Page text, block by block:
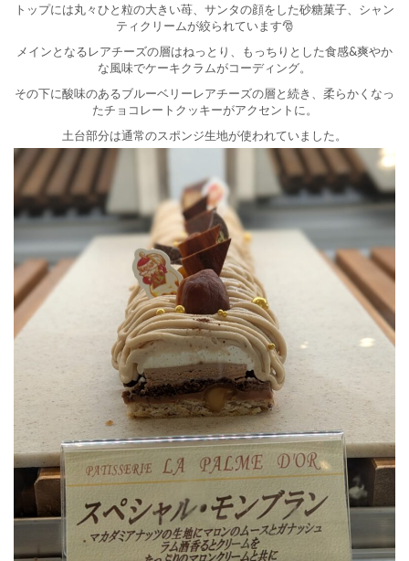
トップには丸々ひと粒の大きい苺、サンタの顔をした砂糖菓子、シャン
ティクリームが絞られています🎅
メインとなるレアチーズの層はねっとり、もっちりとした食感&爽やか
な風味でケーキクラムがコーディング。
その下に酸味のあるブルーベリーレアチーズの層と続き、柔らかくなっ
たチョコレートクッキーがアクセントに。
土台部分は通常のスポンジ生地が使われていました。